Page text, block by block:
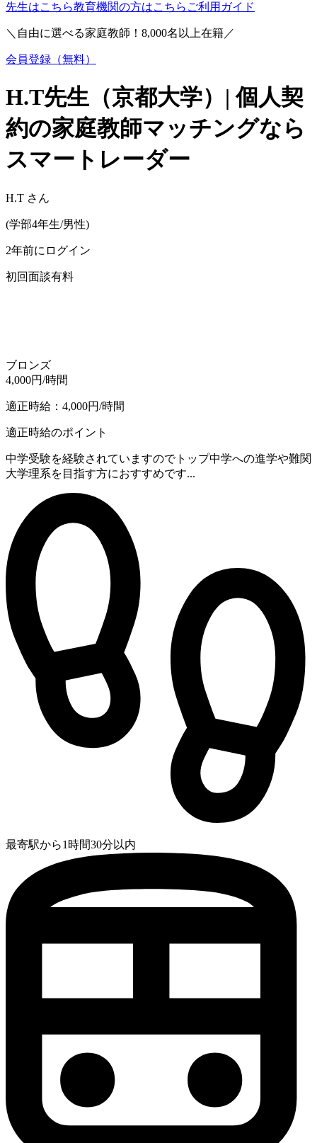
先生はこちら教育機関の方はこちら ご利用ガイド
＼自由に選べる家庭教師！ 8,000名以上在籍／
会員登録（無料）
H.T先生（京都大学）| 個人契
約の家庭教師マッチングなら
スマートレーダー
H.T さん
(学部4年生/男性)
2年前にログイン
初回面談有料
ブロンズ
4,000円/時間
適正時給： 4,000円/時間
適正時給のポイント
中学受験を経験されていますのでトップ中学への進学や難関
大学理系を目指す方におすすめです...
最寄駅から1時間30分以内